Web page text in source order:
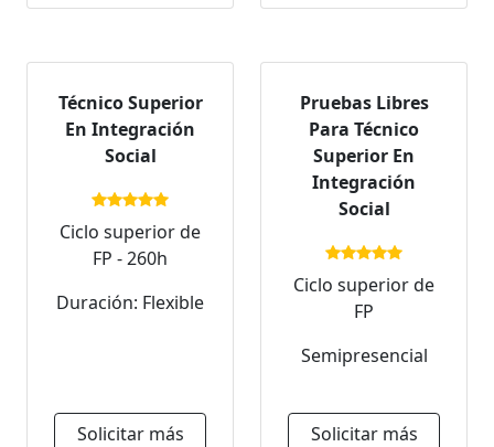
Técnico Superior
En Integración
Social
Ciclo superior de
FP - 260h
Duración: Flexible
Solicitar más
Pruebas Libres
Para Técnico
Superior En
Integración
Social
Ciclo superior de
FP
Semipresencial
Solicitar más